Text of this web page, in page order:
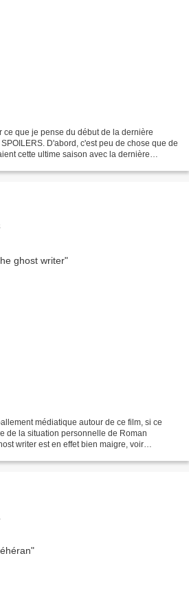
ce que je pense du début de la dernière
D'abord, c'est peu de chose que de
cette ultime saison avec la dernière
médiatique autour de ce film, si ce
de la situation personnelle de Roman
writer est en effet bien maigre, voir